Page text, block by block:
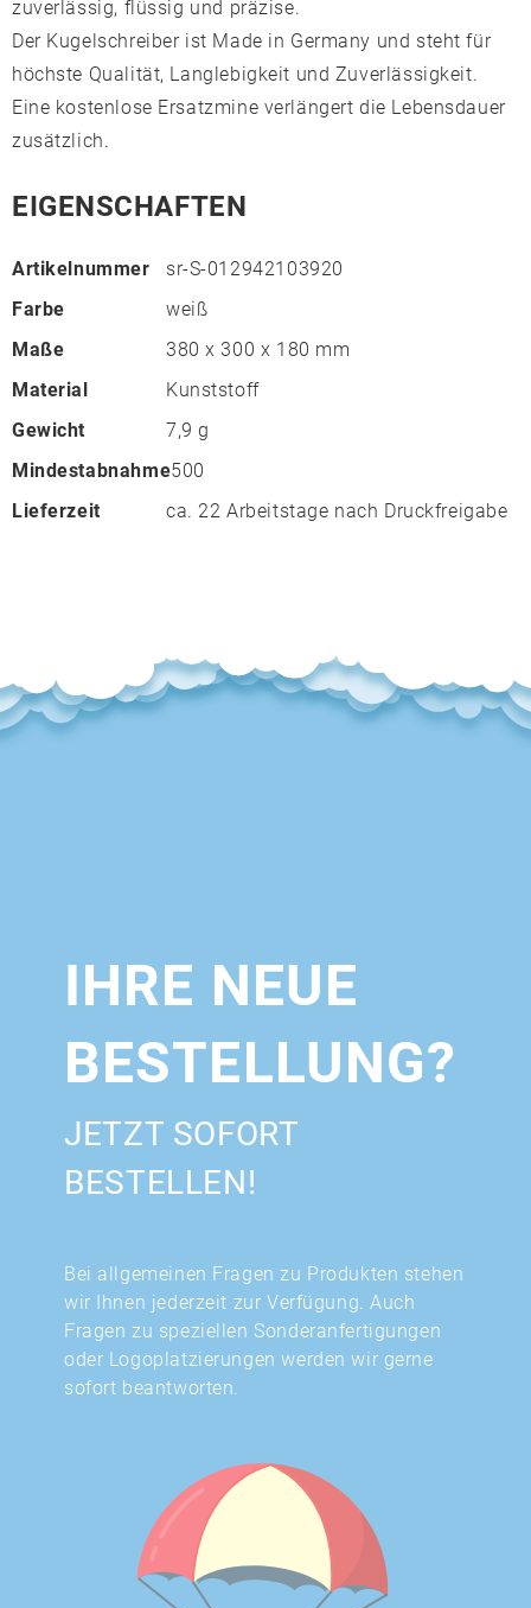
zuverlässig, flüssig und präzise.
Der Kugelschreiber ist Made in Germany und steht für
höchste Qualität, Langlebigkeit und Zuverlässigkeit.
Eine kostenlose Ersatzmine verlängert die Lebensdauer
zusätzlich.
EIGENSCHAFTEN
Artikelnummer
sr-S-012942103920
Farbe
weiß
Maße
380 x 300 x 180 mm
Material
Kunststoff
Gewicht
7,9 g
Mindestabnahme500
Lieferzeit
ca. 22 Arbeitstage nach Druckfreigabe
IHRE NEUE
BESTELLUNG?
JETZT SOFORT
BESTELLEN!
Bei allgemeinen Fragen zu Produkten stehen
wir Ihnen jederzeit zur Verfügung. Auch
Fragen zu speziellen Sonderanfertigungen
oder Logoplatzierungen werden wir gerne
sofort beantworten.